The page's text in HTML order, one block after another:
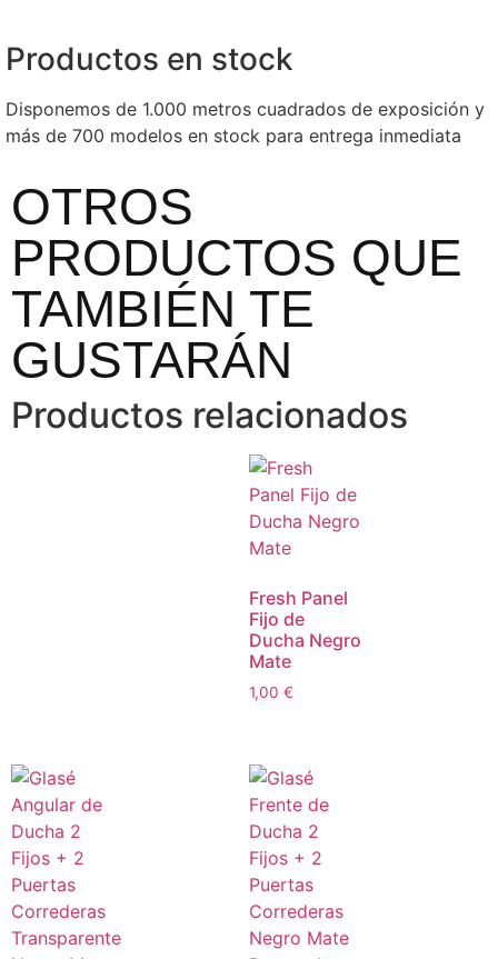
Productos en stock
Disponemos de 1.000 metros cuadrados de exposición y
más de 700 modelos en stock para entrega inmediata
OTROS
PRODUCTOS QUE
TAMBIÉN TE
GUSTARÁN
Productos relacionados
Fresh Panel
Fijo de
Ducha Negro
Mate
1,00 €